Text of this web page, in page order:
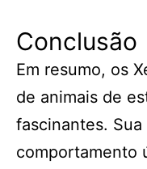
Conclusão
Em resumo, os
de animais de
fascinantes.
comportamento